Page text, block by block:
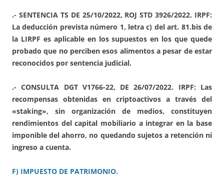
.- SENTENCIA TS DE 25/10/2022, ROJ STD 3926/2022. IRPF:
La deducción prevista número 1, letra c) del art. 81.bis de
la LIRPF es aplicable en los supuestos en los que quede
probado que no perciben esos alimentos a pesar de estar
reconocidos por sentencia judicial.
.- CONSULTA DGT V1766-22, DE 26/07/2022. IRPF: Las
recompensas obtenidas en criptoactivos a través del
«staking», sin organización de medios, constituyen
rendimientos del capital mobiliario a integrar en la base
imponible del ahorro, no quedando sujetos a retención ni
ingreso a cuenta.
F) IMPUESTO DE PATRIMONIO.